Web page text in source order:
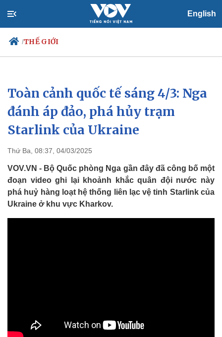
English
/THẾ GIỚI
Chính trị
Đảng
Tổ chức nhân sự
Quốc hội
Xã hội
Tin 24h
Dự báo thời tiết
Giáo dục
Toàn cảnh quốc tế sáng 4/3: Nga
đánh áp đảo, phá hủy trạm
Starlink của Ukraine
Thứ Ba, 08:37, 04/03/2025
VOV.VN - Bộ Quốc phòng Nga gần đây đã công bố một
đoạn video ghi lại khoảnh khắc quân đội nước này
phá huỷ hàng loạt hệ thống liên lạc vệ tinh Starlink của
Ukraine ở khu vực Kharkov.